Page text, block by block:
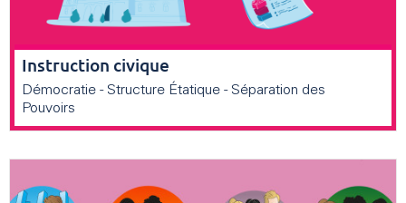
Instruction civique
Démocratie - Structure Étatique - Séparation des
Pouvoirs